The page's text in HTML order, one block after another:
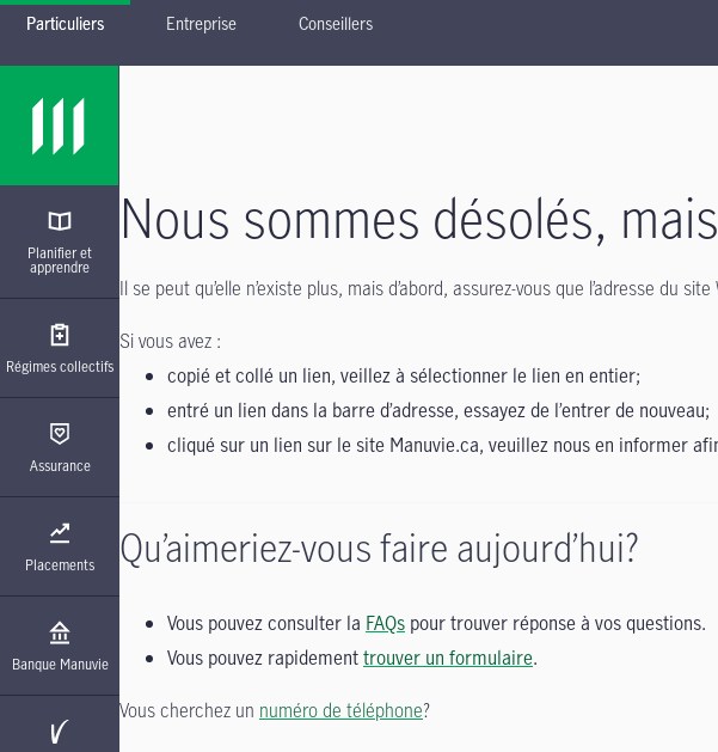
Passer à la navigation principale
Passer au contenu principal
Passer au pied de page
Particuliers Entreprise Conseillers
Planifier et
apprendre
Régimes collectifs
Assurance
Placements
Banque Manuvie
Nous sommes désolés,
Il se peut qu’elle n’existe plus, mais d’abord, assurez-vous que l’adresse du
Si vous avez :
copié et collé un lien, veillez à sélectionner le lien en entier;
entré un lien dans la barre d’adresse, essayez de l’entrer de nouveau;
cliqué sur un lien sur le site Manuvie.ca, veuillez nous en informer
Qu’aimeriez-vous faire aujourd’hui?
Vous pouvez consulter la FAQs pour trouver réponse à vos questions.
Vous pouvez rapidementtrouver un formulaire.
Vous cherchez un numéro de téléphone?